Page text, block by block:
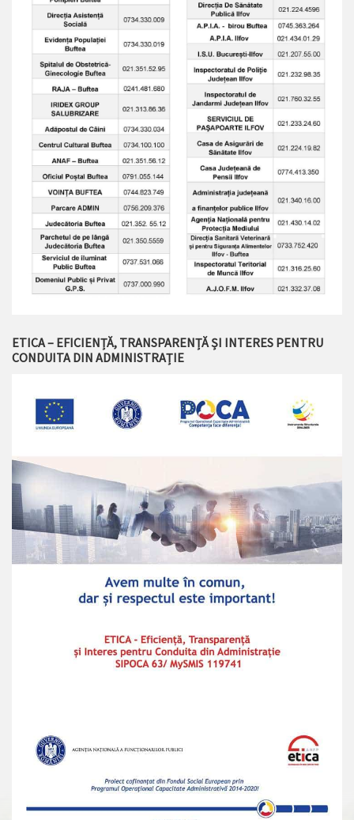
ETICA – EFICIENȚĂ, TRANSPARENȚĂ ȘI INTERES PENTRU
CONDUITA DIN ADMINISTRAȚIE